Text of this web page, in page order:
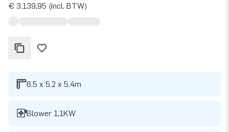
€ 3.139,95 (incl. BTW)
6.5 x 5.2 x 5.4m
Blower 1,1KW